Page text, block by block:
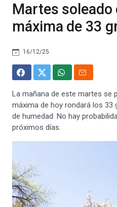
Martes soleado
máxima de 33
16/12/25
La mañana de este martes se
máxima de hoy rondará los
de humedad. No hay
próximos días.